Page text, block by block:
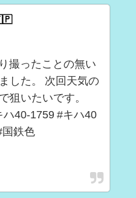
撮ったことの無い
した。 次回天気の
狙いたいです。
ハ40-1759 #キハ40
国鉄色